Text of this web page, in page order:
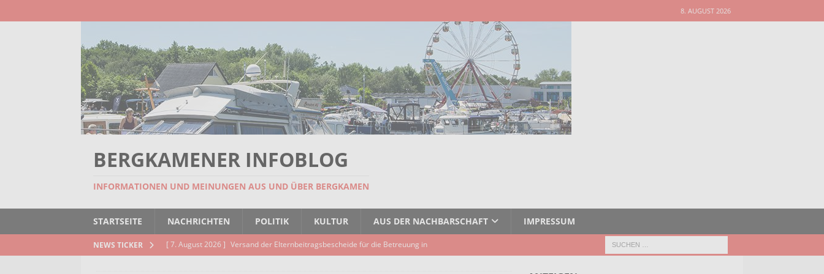
8. AUGUST 2026
BERGKAMENER INFOBLOG
INFORMATIONEN UND MEINUNGEN AUS UND ÜBER BERGKAMEN
STARTSEITE NACHRICHTEN POLITIK KULTUR AUS DER NACHBARSCHAFT IMPRESSUM
NEWS TICKER [ 7. August 2026 ] Versand der Elternbeitragsbescheide für die Betreuung in